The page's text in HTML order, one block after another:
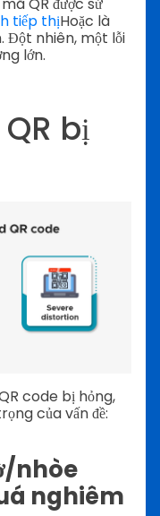
tiếp thịHoặc là
Đột nhiên, một lỗi
lớn.
bị
code bị hỏng,
của vấn đề:
nhòe
nghiêm